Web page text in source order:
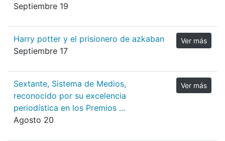
Septiembre 19
Harry potter y el prisionero de azkaban
Septiembre 17
Ver más
Sextante, Sistema de Medios,
reconocido por su excelencia
periodística en los Premios ...
Agosto 20
Ver más